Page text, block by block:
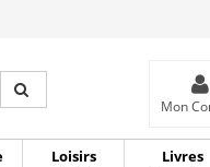
Mon
Loisirs
Livres